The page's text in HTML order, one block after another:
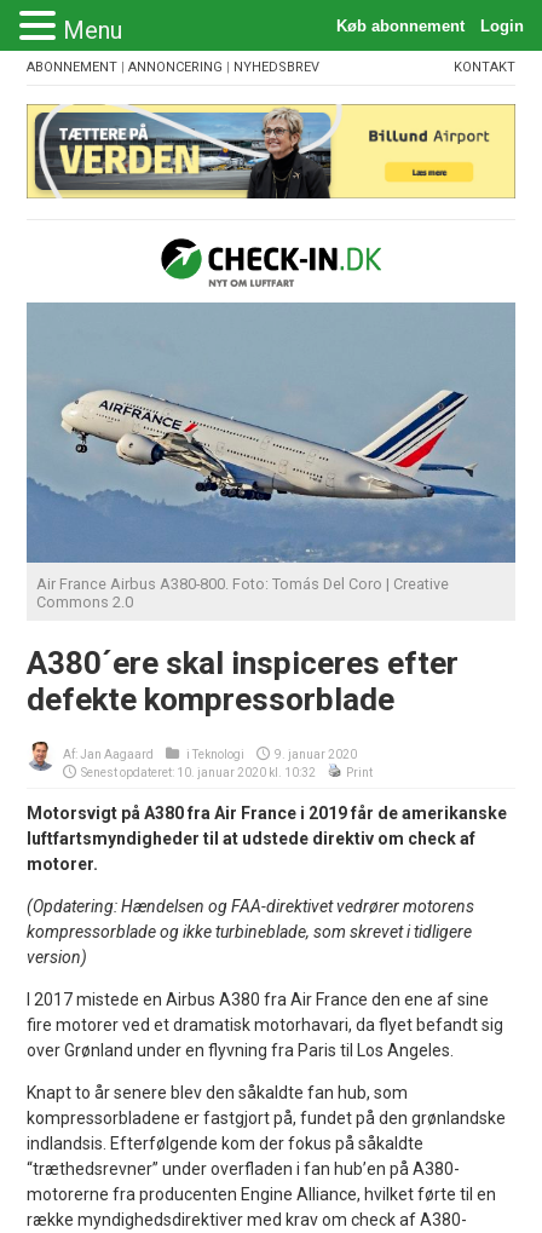
ABONNEMENT |ANNONCERING | NYHEDSBREV KONTAKT
Air France Airbus A380-800. Foto: Tomás Del Coro | Creative
Commons 2.0
A380´ere skal inspiceres efter
defekte kompressorblade
Af:Jan Aagaard iTeknologi
9. januar 2020
Senest opdateret: 10. januar 2020 kl. 10:32
Print
Motorsvigt på A380 fra Air France i 2019 får de amerikanske
luftfartsmyndigheder til at udstede direktiv om check af
motorer.
(Opdatering: Hændelsen og FAA-direktivet vedrører motorens
kompressorblade og ikke turbineblade, som skrevet i tidligere
version)
I 2017 mistede en Airbus A380 fra Air France den ene af sine
fire motorer ved et dramatisk motorhavari, da flyet befandt sig
over Grønland under en flyvning fra Paris til Los Angeles.
Knapt to år senere blev den såkaldte fan hub, som
kompressorbladene er fastgjort på, fundet på den grønlandske
indlandsis. Efterfølgende kom der fokus på såkaldte
“træthedsrevner” under overfladen i fan hub’en på A380-
motorerne fra producenten Engine Alliance, hvilket førte til en
række myndighedsdirektiver med krav om check af A380-
Menu